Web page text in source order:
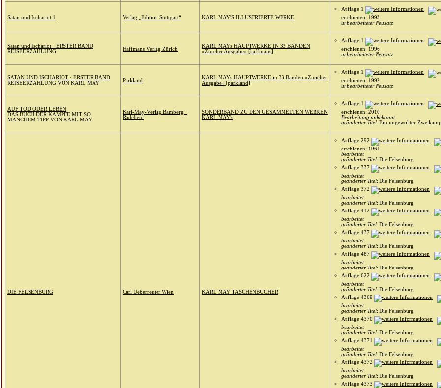
Satan und Ischariot 1 Verlag „Edition Stuttgart“ KARL MAY'S ILLUSTRIERTE WERKE
Auflage 1
erschienen: 1993
unbearbeiteter Neusatz
Satan und Ischariot · ERSTER BAND
REISEERZÄHLUNG
Haffmans Verlag Zürich
KARL MAYs HAUPTWERKE IN 33 BÄNDEN
»Zürcher Ausgabe« [haffmans]
Auflage 1
erschienen: 1996
unbearbeiteter Neusatz
SATAN UND ISCHARIOT · ERSTER BAND
REISEERZÄHLUNG VON KARL MAY
Parkland
KARL MAYs HAUPTWERKE in 33 Bänden »Züricher
Ausgabe« [parkland]
Auflage 1
erschienen: 1992
unbearbeiteter Neusatz
AUF TOD ODER LEBEN
DAS BUCH DER KÄMPFE MIT SO
MANCHEM TIPP VON KARL MAY
Karl-May-Verlag Bamberg ·
Radebeul
SONDERBAND ZU DEN GESAMMELTEN WERKEN
KARL MAY's
Auflage 1
erschienen: 2010
Bearbeitung unbekannt
geänderter Titel: Ein ungewollter
DIE FELSENBURG Carl Ueberreuter Wien KARL MAY TASCHENBÜCHER
Auflage 292
erschienen: 1961
bearbeitet
geänderter Titel: Die Felsenburg
Auflage 337
bearbeitet
geänderter Titel: Die Felsenburg
Auflage 372
bearbeitet
geänderter Titel: Die Felsenburg
Auflage 412
bearbeitet
geänderter Titel: Die Felsenburg
Auflage 437
bearbeitet
geänderter Titel: Die Felsenburg
Auflage 487
bearbeitet
geänderter Titel: Die Felsenburg
Auflage 622
bearbeitet
geänderter Titel: Die Felsenburg
Auflage 4369
bearbeitet
geänderter Titel: Die Felsenburg
Auflage 4370
bearbeitet
geänderter Titel: Die Felsenburg
Auflage 4371
bearbeitet
geänderter Titel: Die Felsenburg
Auflage 4372
bearbeitet
geänderter Titel: Die Felsenburg
Auflage 4373